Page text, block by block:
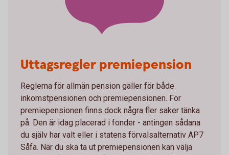
Uttagsregler premiepension
Reglerna för allmän pension gäller för både
inkomstpensionen och premiepensionen. För
premiepensionen finns dock några fler saker tänka
på. Den är idag placerad i fonder - antingen sådana
du själv har valt eller i statens förvalsalternativ AP7
Såfa. När du ska ta ut premiepensionen kan välja